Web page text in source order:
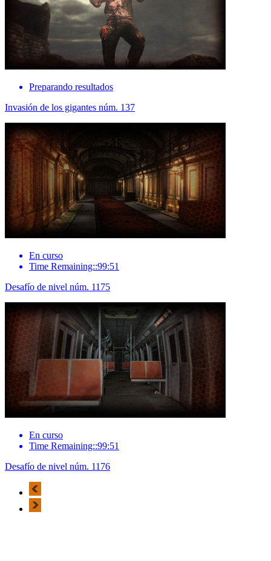
Preparando resultados
Invasión de los gigantes núm. 137
En curso
Time Remaining::99:51
Desafío de nivel núm. 1175
En curso
Time Remaining::99:51
Desafío de nivel núm. 1176